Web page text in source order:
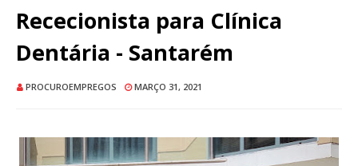
Rececionista para Clínica
Dentária - Santarém
PROCUROEMPREGOS MARÇO 31, 2021